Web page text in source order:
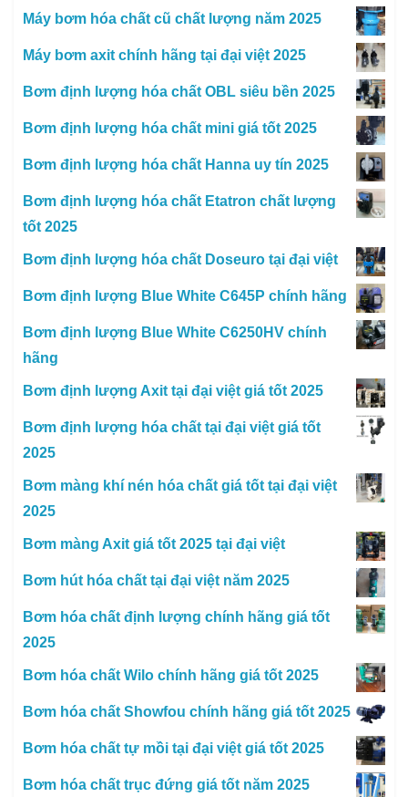
Máy bơm hóa chất cũ chất lượng năm 2025
Máy bơm axit chính hãng tại đại việt 2025
Bơm định lượng hóa chất OBL siêu bền 2025
Bơm định lượng hóa chất mini giá tốt 2025
Bơm định lượng hóa chất Hanna uy tín 2025
Bơm định lượng hóa chất Etatron chất lượng
tốt 2025
Bơm định lượng hóa chất Doseuro tại đại việt
Bơm định lượng Blue White C645P chính hãng
Bơm định lượng Blue White C6250HV chính
hãng
Bơm định lượng Axit tại đại việt giá tốt 2025
Bơm định lượng hóa chất tại đại việt giá tốt
2025
Bơm màng khí nén hóa chất giá tốt tại đại việt
2025
Bơm màng Axit giá tốt 2025 tại đại việt
Bơm hút hóa chất tại đại việt năm 2025
Bơm hóa chất định lượng chính hãng giá tốt
2025
Bơm hóa chất Wilo chính hãng giá tốt 2025
Bơm hóa chất Showfou chính hãng giá tốt 2025
Bơm hóa chất tự mồi tại đại việt giá tốt 2025
Bơm hóa chất trục đứng giá tốt năm 2025